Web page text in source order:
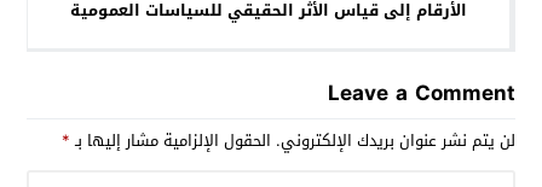
الأرقام إلى قياس الأثر الحقيقي للسياسات العمومية
Leave a Comment
لن يتم نشر عنوان بريدك الإلكتروني. الحقول الإلزامية مشار إليها بـ*